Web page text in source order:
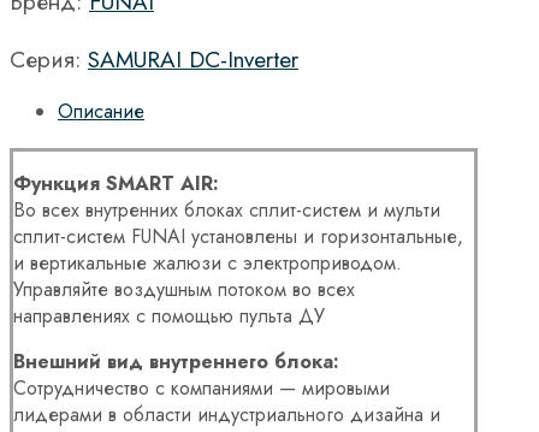
Серия: SAMURAI DC-Inverter
Описание
Функция SMART AIR:
Во всех внутренних блоках сплит-систем и мульти
сплит-систем FUNAI установлены и горизонтальные,
и вертикальные жалюзи с электроприводом.
Управляйте воздушным потоком во всех
направлениях с помощью пульта ДУ
Внешний вид внутреннего блока:
Сотрудничество с компаниями — мировыми
лидерами в области индустриального дизайна и